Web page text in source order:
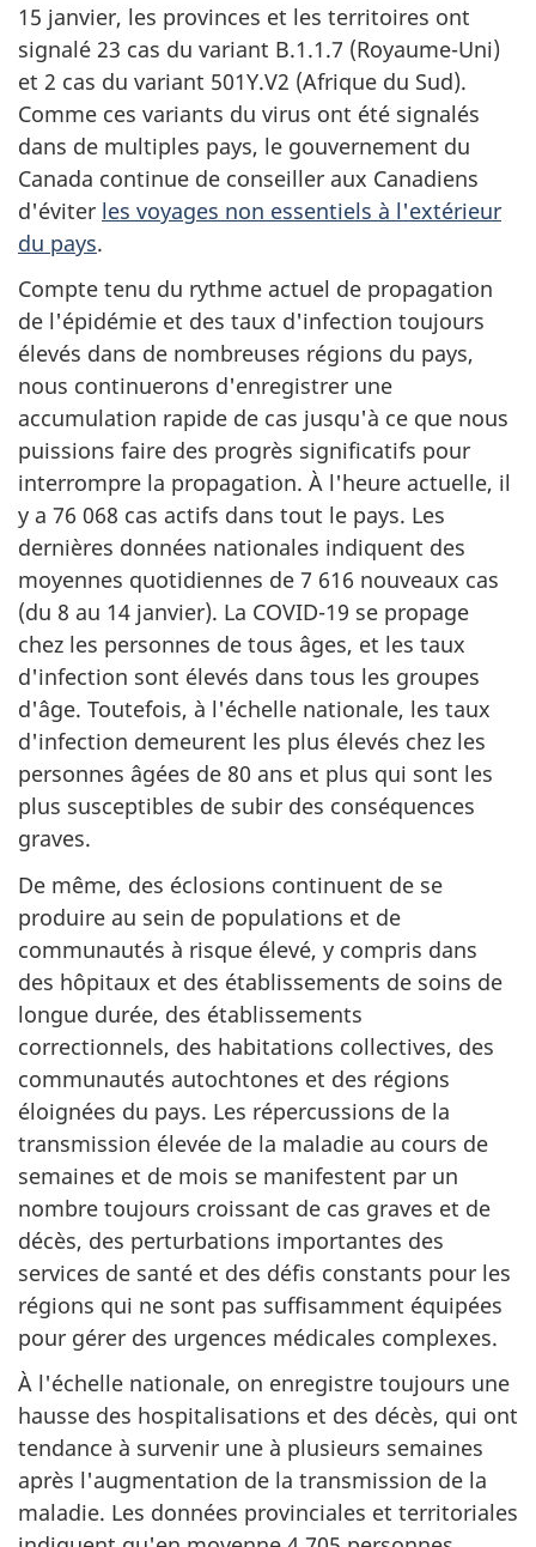
15 janvier, les provinces et les territoires ont
signalé 23 cas du variant B.1.1.7 (Royaume-Uni)
et 2 cas du variant 501Y.V2 (Afrique du Sud).
Comme ces variants du virus ont été signalés
dans de multiples pays, le gouvernement du
Canada continue de conseiller aux Canadiens
d'éviter les voyages non essentiels à l'extérieur
du pays.
Compte tenu du rythme actuel de propagation
de l'épidémie et des taux d'infection toujours
élevés dans de nombreuses régions du pays,
nous continuerons d'enregistrer une
accumulation rapide de cas jusqu'à ce que nous
puissions faire des progrès significatifs pour
interrompre la propagation. À l'heure actuelle, il
y a 76 068 cas actifs dans tout le pays. Les
dernières données nationales indiquent des
moyennes quotidiennes de 7 616 nouveaux cas
(du 8 au 14 janvier). La COVID-19 se propage
chez les personnes de tous âges, et les taux
d'infection sont élevés dans tous les groupes
d'âge. Toutefois, à l'échelle nationale, les taux
d'infection demeurent les plus élevés chez les
personnes âgées de 80 ans et plus qui sont les
plus susceptibles de subir des conséquences
graves.
De même, des éclosions continuent de se
produire au sein de populations et de
communautés à risque élevé, y compris dans
des hôpitaux et des établissements de soins de
longue durée, des établissements
correctionnels, des habitations collectives, des
communautés autochtones et des régions
éloignées du pays. Les répercussions de la
transmission élevée de la maladie au cours de
semaines et de mois se manifestent par un
nombre toujours croissant de cas graves et de
décès, des perturbations importantes des
services de santé et des défis constants pour les
régions qui ne sont pas suffisamment équipées
pour gérer des urgences médicales complexes.
À l'échelle nationale, on enregistre toujours une
hausse des hospitalisations et des décès, qui ont
tendance à survenir une à plusieurs semaines
après l'augmentation de la transmission de la
maladie. Les données provinciales et territoriales